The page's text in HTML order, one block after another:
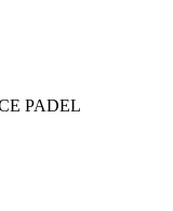
PADEL